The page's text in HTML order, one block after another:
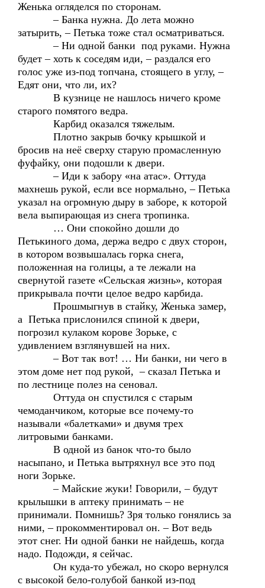
Женька огляделся по сторонам.
– Банка нужна. До лета можно
затырить, – Петька тоже стал осматриваться.
– Ни одной банки под руками. Нужна
будет – хоть к соседям иди, – раздался его
голос уже из-под топчана, стоящего в углу, –
Едят они, что ли, их?
В кузнице не нашлось ничего кроме
старого помятого ведра.
Карбид оказался тяжелым.
Плотно закрыв бочку крышкой и
бросив на неё сверху старую промасленную
фуфайку, они подошли к двери.
– Иди к забору «на атас». Оттуда
махнешь рукой, если все нормально, – Петька
указал на огромную дыру в заборе, к которой
вела выпирающая из снега тропинка.
… Они спокойно дошли до
Петькиного дома, держа ведро с двух сторон,
в котором возвышалась горка снега,
положенная на голицы, а те лежали на
свернутой газете «Сельская жизнь», которая
прикрывала почти целое ведро карбида.
Прошмыгнув в стайку, Женька замер,
а Петька прислонился спиной к двери,
погрозил кулаком корове Зорьке, с
удивлением взглянувшей на них.
– Вот так вот! … Ни банки, ни чего в
этом доме нет под рукой, – сказал Петька и
по лестнице полез на сеновал.
Оттуда он спустился с старым
чемоданчиком, которые все почему-то
называли «балетками» и двумя трех
литровыми банками.
В одной из банок что-то было
насыпано, и Петька вытряхнул все это под
ноги Зорьке.
– Майские жуки! Говорили, – будут
крылышки в аптеку принимать – не
принимали. Помнишь? Зря только гонялись за
ними, – прокомментировал он. – Вот ведь
этот снег. Ни одной банки не найдешь, когда
надо. Подожди, я сейчас.
Он куда-то убежал, но скоро вернулся
с высокой бело-голубой банкой из-под